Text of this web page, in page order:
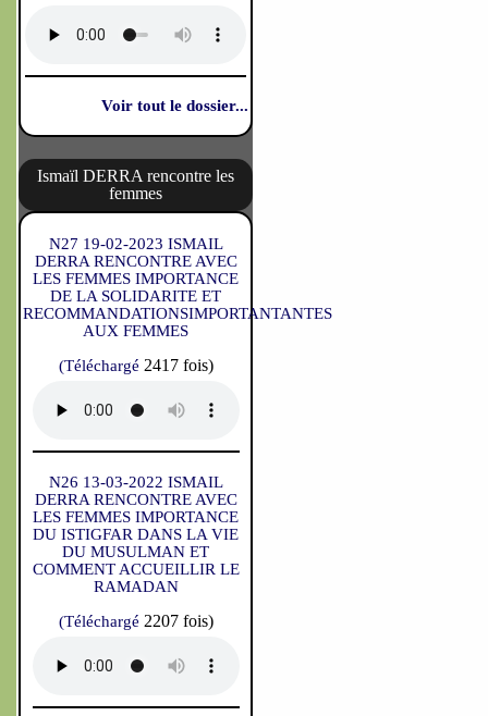
Voir tout le dossier...
Ismaïl DERRA rencontre les
femmes
N27 19-02-2023 ISMAIL
DERRA RENCONTRE AVEC
LES FEMMES IMPORTANCE
DE LA SOLIDARITE ET
RECOMMANDATIONSIMPORTANTANTES
AUX FEMMES
(Téléchargé 2417 fois)
N26 13-03-2022 ISMAIL
DERRA RENCONTRE AVEC
LES FEMMES IMPORTANCE
DU ISTIGFAR DANS LA VIE
DU MUSULMAN ET
COMMENT ACCUEILLIR LE
RAMADAN
(Téléchargé 2207 fois)